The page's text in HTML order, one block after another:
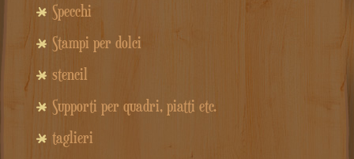
Specchi
Stampi per dolci
stencil
Supporti per quadri, piatti etc.
taglieri